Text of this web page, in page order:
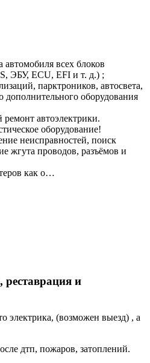
всех блоков
ЭБУ, ЕСU, ЕFI и т. д.) ;
парктроников, автосвета,
дополнительного оборудования
автоэлектрики.
оборудование!
неисправностей, поиск
жгута проводов, разъёмов и
как о…
реставрация и
электрика, (возможен выезд) , а
дтп, пожаров, затоплений.